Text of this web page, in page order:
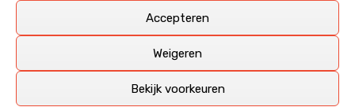
Accepteren
Weigeren
Bekijk voorkeuren
Deze recensies zijn dan ook vooral vrij pretentieloze
aangevuld met een groeiende kennis over de kunde én de
kunst van het maken van film.